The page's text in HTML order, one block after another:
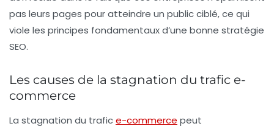
pas leurs pages pour atteindre un public ciblé, ce qui
viole les principes fondamentaux d’une bonne stratégie
SEO.
Les causes de la stagnation du trafic e-
commerce
La stagnation du trafice-commerce peut